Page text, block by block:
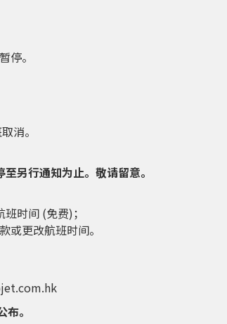
停。
消。
另行通知为止。敬请留意。
时间 (免费)；
或更改航班时间。
。